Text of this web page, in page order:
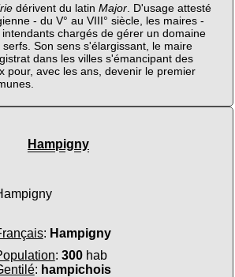
dérivent du latin Major. D'usage attesté
- du V° au VIII° siècle, les maires -
chargés de gérer un domaine
Son sens s'élargissant, le maire
dans les villes s'émancipant des
pour, avec les ans, devenir le premier
Hampigny
: Hampigny
: 300hab
: hampichois